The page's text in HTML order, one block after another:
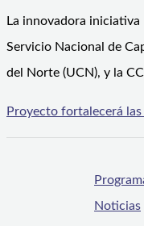
La innovadora
Servicio Nacional de
del Norte (UCN), y la
Proyecto fortalecerá
Noticias